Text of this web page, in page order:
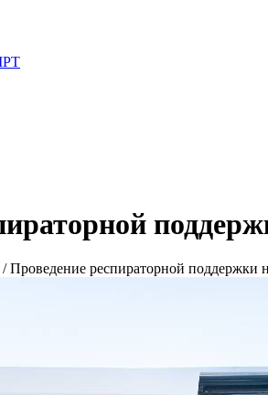
/Проведение респираторной поддержки